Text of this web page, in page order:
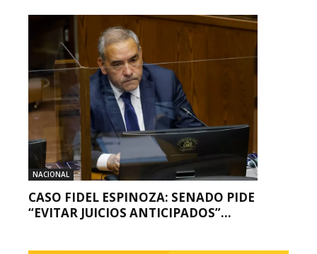
NACIONAL
CASO FIDEL ESPINOZA: SENADO PIDE
“EVITAR JUICIOS ANTICIPADOS”...